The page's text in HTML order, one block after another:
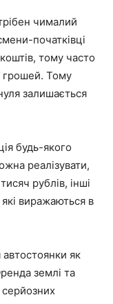
чималий
початківці
тому часто
грошей. Тому
залишається
будь-якого
реалізувати,
рублів, інші
виражаються в
як
землі та